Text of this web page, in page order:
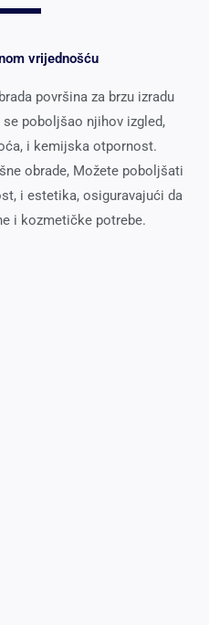
vrijednošću
površina za brzu izradu
poboljšao njihov izgled,
i kemijska otpornost.
obrade, Možete poboljšati
i estetika, osiguravajući da
i kozmetičke potrebe.